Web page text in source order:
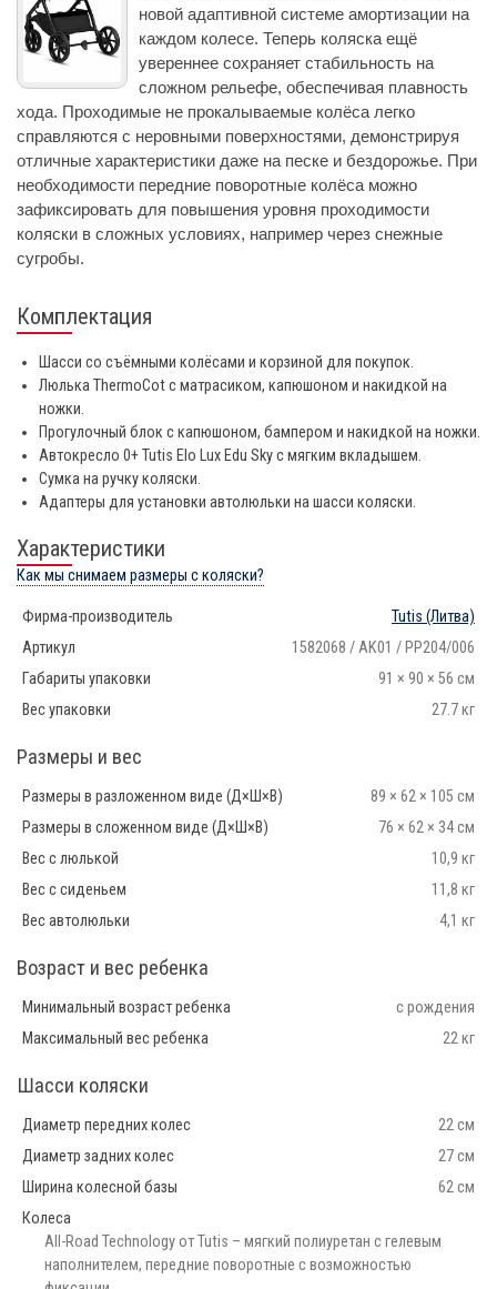
новой адаптивной системе амортизации на
каждом колесе. Теперь коляска ещё
увереннее сохраняет стабильность на
сложном рельефе, обеспечивая плавность
хода. Проходимые не прокалываемые колёса легко
справляются с неровными поверхностями, демонстрируя
отличные характеристики даже на песке и бездорожье. При
необходимости передние поворотные колёса можно
зафиксировать для повышения уровня проходимости
коляски в сложных условиях, например через снежные
сугробы.
Комплектация
Шасси со съёмными колёсами и корзиной для покупок.
Люлька ThermoCot с матрасиком, капюшоном и накидкой на
ножки.
Прогулочный блок с капюшоном, бампером и накидкой на ножки.
Автокресло 0+ Tutis Elo Lux Edu Sky с мягким вкладышем.
Сумка на ручку коляски.
Адаптеры для установки автолюльки на шасси коляски.
Характеристики
Как мы снимаем размеры с коляски?
Фирма-производитель Tutis (Литва)
Артикул
1582068 / AK01 / PP204/006
Габариты упаковки
91 × 90 × 56 см
Вес упаковки
27.7 кг
Размеры и вес
Размеры в разложенном виде (Д×Ш×В)
89 × 62 × 105 см
Размеры в сложенном виде (Д×Ш×В)
76 × 62 × 34 см
Вес с люлькой
10,9 кг
Вес с сиденьем
11,8 кг
Вес автолюльки
4,1 кг
Возраст и вес ребенка
Минимальный возраст ребенка
с рождения
Максимальный вес ребенка
22 кг
Шасси коляски
Диаметр передних колес
22 см
Диаметр задних колес
27 см
Ширина колесной базы
62 см
Колеса
All-Road Technology от Tutis – мягкий полиуретан с гелевым
наполнителем, передние поворотные с возможностью